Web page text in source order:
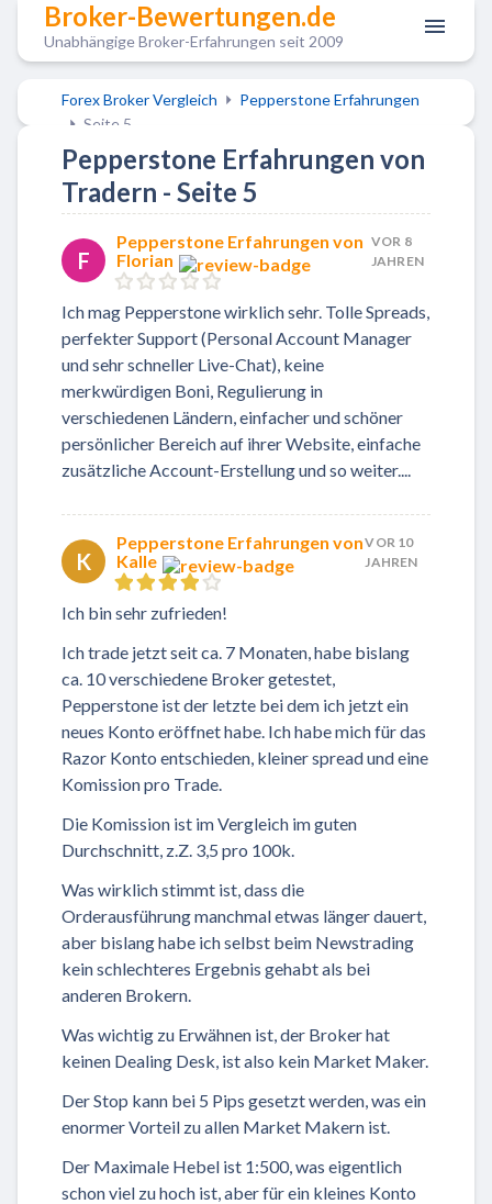
Broker-Bewertungen.de
Unabhängige Broker-Erfahrungen seit 2009
Forex Broker Vergleich
Pepperstone Erfahrungen
Seite 5
Pepperstone Erfahrungen von
Tradern - Seite 5
F
Pepperstone Erfahrungen von
Florian
VOR 8
JAHREN
Ich mag Pepperstone wirklich sehr. Tolle Spreads,
perfekter Support (Personal Account Manager
und sehr schneller Live-Chat), keine
merkwürdigen Boni, Regulierung in
verschiedenen Ländern, einfacher und schöner
persönlicher Bereich auf ihrer Website, einfache
zusätzliche Account-Erstellung und so weiter....
K
Pepperstone Erfahrungen von
Kalle
VOR 10
JAHREN
Ich bin sehr zufrieden!
Ich trade jetzt seit ca. 7 Monaten, habe bislang
ca. 10 verschiedene Broker getestet,
Pepperstone ist der letzte bei dem ich jetzt ein
neues Konto eröffnet habe. Ich habe mich für das
Razor Konto entschieden, kleiner spread und eine
Komission pro Trade.
Die Komission ist im Vergleich im guten
Durchschnitt, z.Z. 3,5 pro 100k.
Was wirklich stimmt ist, dass die
Orderausführung manchmal etwas länger dauert,
aber bislang habe ich selbst beim Newstrading
kein schlechteres Ergebnis gehabt als bei
anderen Brokern.
Was wichtig zu Erwähnen ist, der Broker hat
keinen Dealing Desk, ist also kein Market Maker.
Der Stop kann bei 5 Pips gesetzt werden, was ein
enormer Vorteil zu allen Market Makern ist.
Der Maximale Hebel ist 1:500, was eigentlich
schon viel zu hoch ist, aber für ein kleines Konto